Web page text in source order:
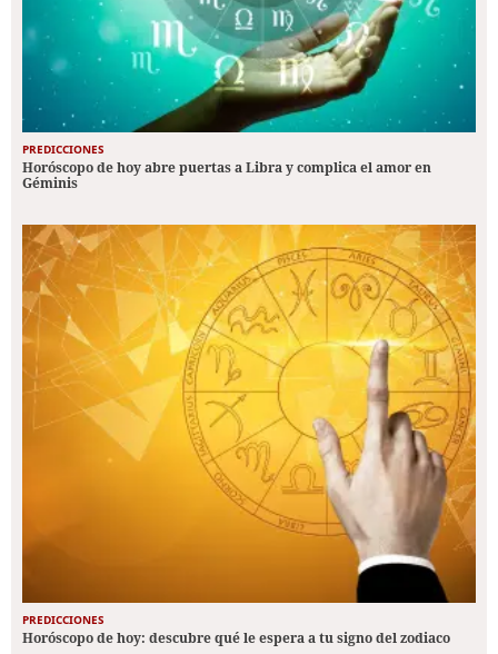
PREDICCIONES
Horóscopo de hoy abre puertas a Libra y complica el amor en
Géminis
PREDICCIONES
Horóscopo de hoy: descubre qué le espera a tu signo del zodiaco